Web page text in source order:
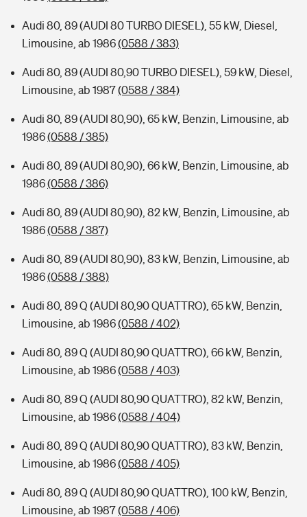
Audi 80, 89 (AUDI 80 TURBO DIESEL), 55 kW, Diesel,
Limousine, ab 1986(0588 / 383)
Audi 80, 89 (AUDI 80,90 TURBO DIESEL), 59 kW, Diesel,
Limousine, ab 1987(0588 / 384)
Audi 80, 89 (AUDI 80,90), 65 kW, Benzin, Limousine, ab
1986(0588 / 385)
Audi 80, 89 (AUDI 80,90), 66 kW, Benzin, Limousine, ab
1986(0588 / 386)
Audi 80, 89 (AUDI 80,90), 82 kW, Benzin, Limousine, ab
1986(0588 / 387)
Audi 80, 89 (AUDI 80,90), 83 kW, Benzin, Limousine, ab
1986(0588 / 388)
Audi 80, 89 Q (AUDI 80,90 QUATTRO), 65 kW, Benzin,
Limousine, ab 1986(0588 / 402)
Audi 80, 89 Q (AUDI 80,90 QUATTRO), 66 kW, Benzin,
Limousine, ab 1986(0588 / 403)
Audi 80, 89 Q (AUDI 80,90 QUATTRO), 82 kW, Benzin,
Limousine, ab 1986(0588 / 404)
Audi 80, 89 Q (AUDI 80,90 QUATTRO), 83 kW, Benzin,
Limousine, ab 1986(0588 / 405)
Audi 80, 89 Q (AUDI 80,90 QUATTRO), 100 kW, Benzin,
Limousine, ab 1987(0588 / 406)